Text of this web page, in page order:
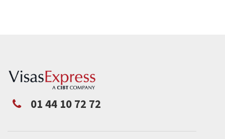
01 44 10 72 72